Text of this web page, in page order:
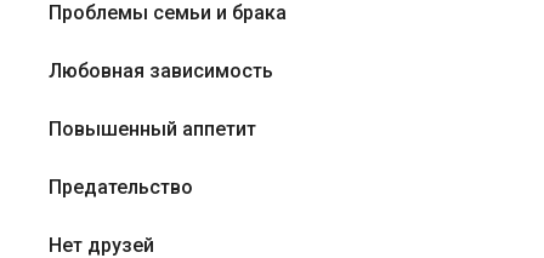
Проблемы семьи и брака
Любовная зависимость
Повышенный аппетит
Предательство
Нет друзей